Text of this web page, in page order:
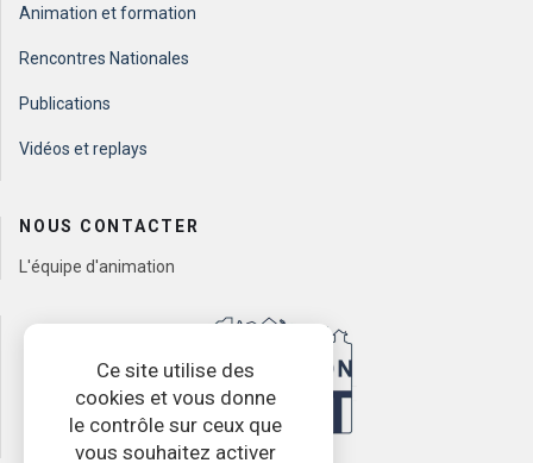
Animation et formation
Rencontres Nationales
Publications
Vidéos et replays
NOUS CONTACTER
L'équipe d'animation
Ce site utilise des
cookies et vous donne
le contrôle sur ceux que
vous souhaitez activer